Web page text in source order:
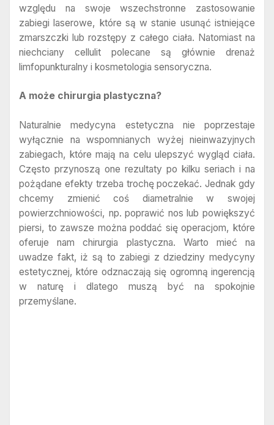
względu na swoje wszechstronne zastosowanie
zabiegi laserowe, które są w stanie usunąć istniejące
zmarszczki lub rozstępy z całego ciała. Natomiast na
niechciany cellulit polecane są głównie drenaż
limfopunkturalny i kosmetologia sensoryczna.
A może chirurgia plastyczna?
Naturalnie medycyna estetyczna nie poprzestaje
wyłącznie na wspomnianych wyżej nieinwazyjnych
zabiegach, które mają na celu ulepszyć wygląd ciała.
Często przynoszą one rezultaty po kilku seriach i na
pożądane efekty trzeba trochę poczekać. Jednak gdy
chcemy zmienić coś diametralnie w swojej
powierzchniowości, np. poprawić nos lub powiększyć
piersi, to zawsze można poddać się operacjom, które
oferuje nam chirurgia plastyczna. Warto mieć na
uwadze fakt, iż są to zabiegi z dziedziny medycyny
estetycznej, które odznaczają się ogromną ingerencją
w naturę i dlatego muszą być na spokojnie
przemyślane.